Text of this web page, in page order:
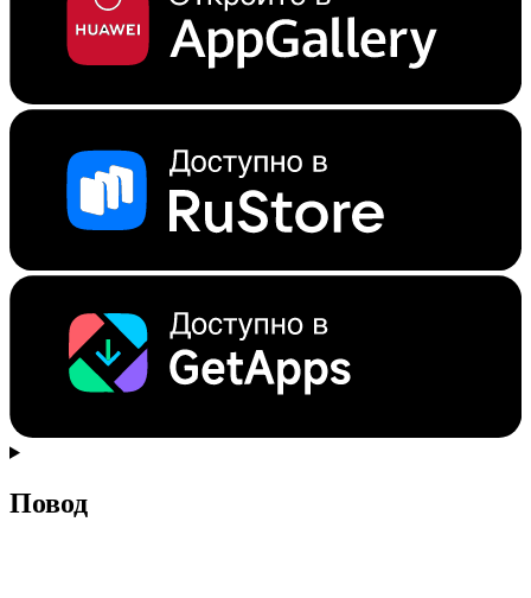
Повод